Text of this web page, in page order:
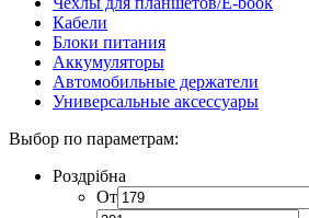
Кабели
Блоки питания
Аккумуляторы
Автомобильные держатели
Универсальные аксессуары
Выбор по параметрам:
Роздрібна
От